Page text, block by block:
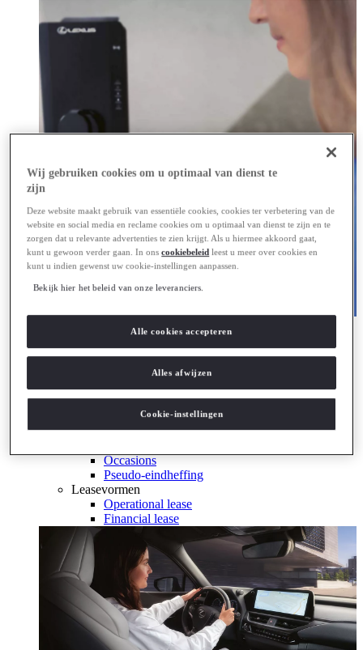
Hybride & Elektrisch
Ontdek Lexus electrified
Lexus Zakelijk
Leaserijder
Wagenpark
Occasions
Pseudo-eindheffing
Leasevormen
Operational lease
Financial lease
Wij gebruiken cookies om u optimaal van dienst te
zijn
Deze website maakt gebruik van essentiële cookies, cookies ter verbetering van de
website en social media en reclame cookies om u optimaal van dienst te zijn en te
zorgen dat u relevante advertenties te zien krijgt. Als u hiermee akkoord gaat,
kunt u gewoon verder gaan. In onscookiebeleid leest u meer over cookies en
kunt u indien gewenst uw cookie-instellingen aanpassen.
Bekijk hier het beleid van onze leveranciers.
Cookie-instellingen
Alles afwijzen
Alle cookies accepteren